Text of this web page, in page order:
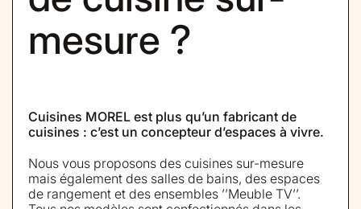
mesure ?
Cuisines MOREL est plus qu’un fabricant de
cuisines : c’est un concepteur d’espaces à vivre.
Nous vous proposons des cuisines sur-mesure
mais également des salles de bains, des espaces
de rangement et des ensembles ’’Meuble TV’’.